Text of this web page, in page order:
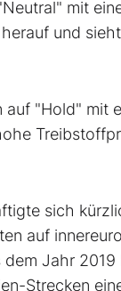
mit
und
"Hold" mit
sich
auf
Jahr
Strecken